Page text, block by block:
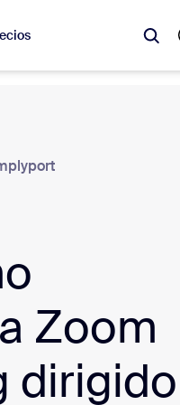
lo que está en
de contacto
Zoom
dirigido